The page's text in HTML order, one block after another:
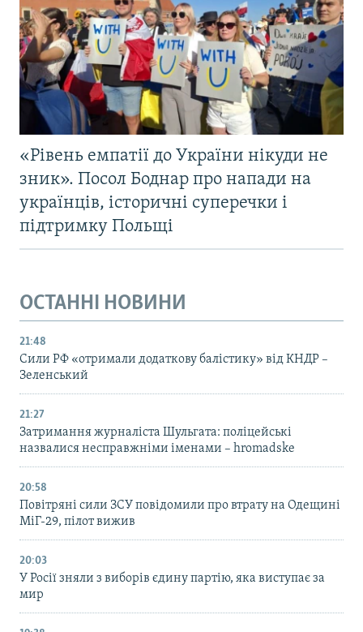
«Рівень емпатії до України нікуди не
зник». Посол Боднар про напади на
українців, історичні суперечки і
підтримку Польщі
ОСТАННІ НОВИНИ
21:48
Сили РФ «отримали додаткову балістику» від КНДР –
Зеленський
21:27
Затримання журналіста Шульгата: поліцейські
назвалися несправжніми іменами – hromadske
20:58
Повітряні сили ЗСУ повідомили про втрату на Одещині
МіГ-29, пілот вижив
20:03
У Росії зняли з виборів єдину партію, яка виступає за
мир